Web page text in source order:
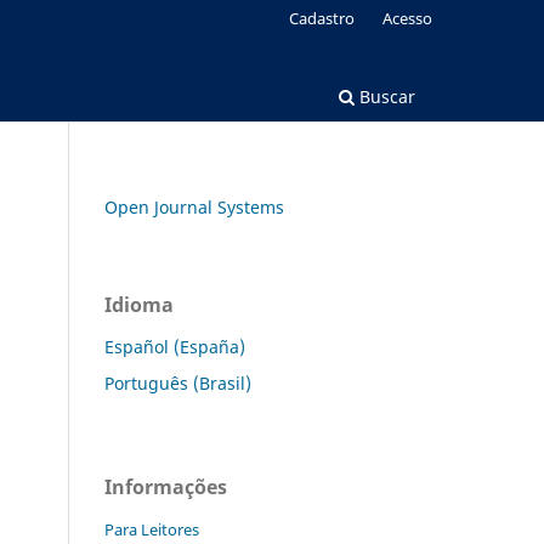
Buscar
Cadastro Acesso
Open Journal Systems
Idioma
Español (España)
Português (Brasil)
Informações
Para Leitores